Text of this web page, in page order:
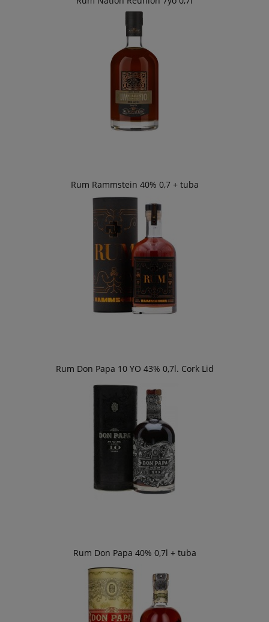
Rum Rammstein 40% 0,7 + tuba
Rum Don Papa 10 YO 43% 0,7l. Cork Lid
Rum Don Papa 40% 0,7l + tuba